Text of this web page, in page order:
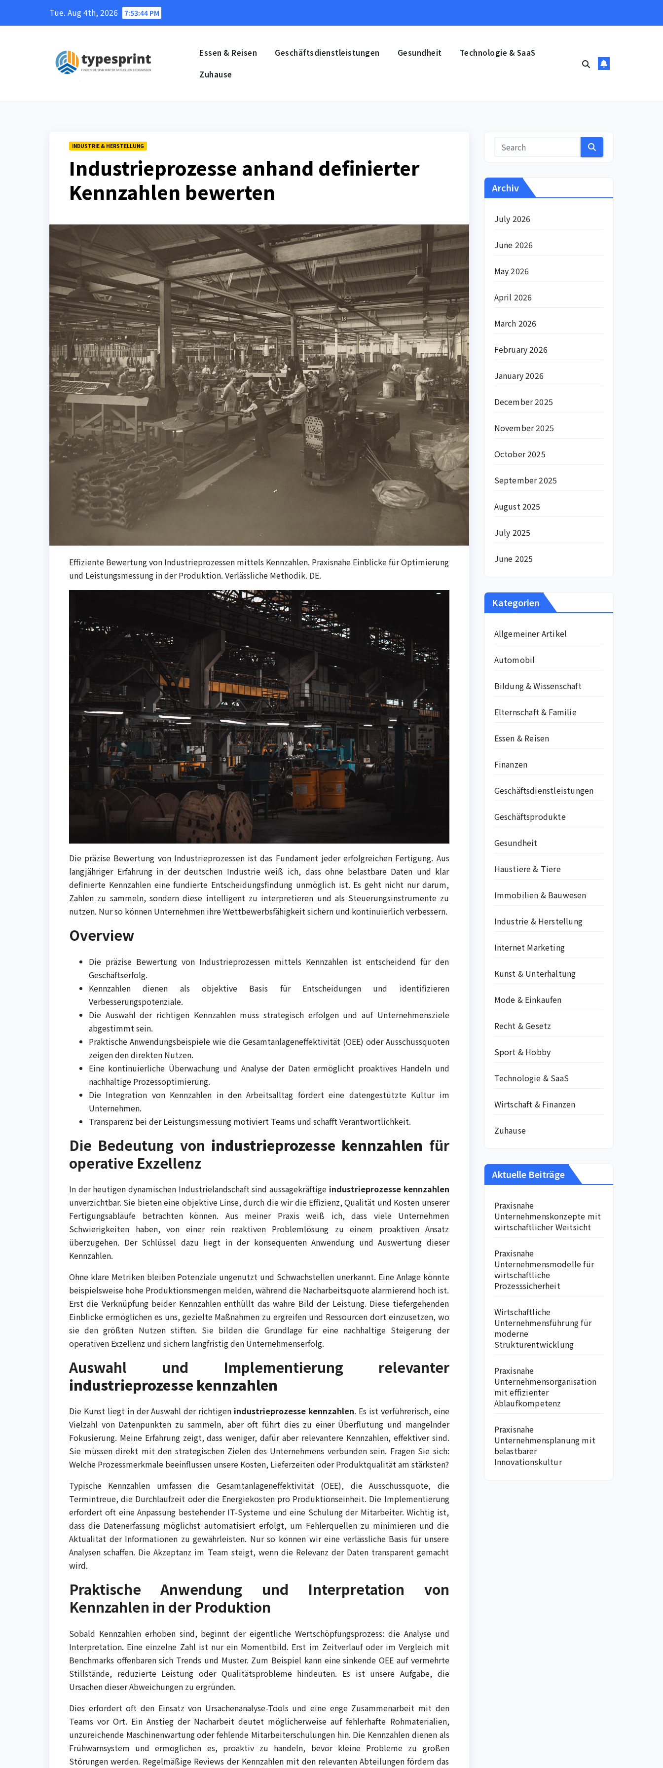
Tue. Aug 4th, 2026 7:53:45 PM
Essen & Reisen Geschäftsdienstleistungen Gesundheit Technologie & SaaS
Zuhause
INDUSTRIE & HERSTELLUNG
Industrieprozesse anhand definierter
Kennzahlen bewerten
Effiziente Bewertung von Industrieprozessen mittels Kennzahlen. Praxisnahe Einblicke für Optimierung
und Leistungsmessung in der Produktion. Verlässliche Methodik. DE.
Die präzise Bewertung von Industrieprozessen ist das Fundament jeder erfolgreichen Fertigung. Aus
langjähriger Erfahrung in der deutschen Industrie weiß ich, dass ohne belastbare Daten und klar
definierte Kennzahlen eine fundierte Entscheidungsfindung unmöglich ist. Es geht nicht nur darum,
Zahlen zu sammeln, sondern diese intelligent zu interpretieren und als Steuerungsinstrumente zu
nutzen. Nur so können Unternehmen ihre Wettbewerbsfähigkeit sichern und kontinuierlich verbessern.
Overview
Die präzise Bewertung von Industrieprozessen mittels Kennzahlen ist entscheidend für den
Geschäftserfolg.
Kennzahlen dienen als objektive Basis für Entscheidungen und identifizieren
Verbesserungspotenziale.
Die Auswahl der richtigen Kennzahlen muss strategisch erfolgen und auf Unternehmensziele
abgestimmt sein.
Praktische Anwendungsbeispiele wie die Gesamtanlageneffektivität (OEE) oder Ausschussquoten
zeigen den direkten Nutzen.
Eine kontinuierliche Überwachung und Analyse der Daten ermöglicht proaktives Handeln und
nachhaltige Prozessoptimierung.
Die Integration von Kennzahlen in den Arbeitsalltag fördert eine datengestützte Kultur im
Unternehmen.
Transparenz bei der Leistungsmessung motiviert Teams und schafft Verantwortlichkeit.
Die Bedeutung von industrieprozesse kennzahlen für
operative Exzellenz
In der heutigen dynamischen Industrielandschaft sind aussagekräftige industrieprozesse kennzahlen
unverzichtbar. Sie bieten eine objektive Linse, durch die wir die Effizienz, Qualität und Kosten unserer
Fertigungsabläufe betrachten können. Aus meiner Praxis weiß ich, dass viele Unternehmen
Schwierigkeiten haben, von einer rein reaktiven Problemlösung zu einem proaktiven Ansatz
überzugehen. Der Schlüssel dazu liegt in der konsequenten Anwendung und Auswertung dieser
Kennzahlen.
Ohne klare Metriken bleiben Potenziale ungenutzt und Schwachstellen unerkannt. Eine Anlage könnte
beispielsweise hohe Produktionsmengen melden, während die Nacharbeitsquote alarmierend hoch ist.
Erst die Verknüpfung beider Kennzahlen enthüllt das wahre Bild der Leistung. Diese tiefergehenden
Einblicke ermöglichen es uns, gezielte Maßnahmen zu ergreifen und Ressourcen dort einzusetzen, wo
sie den größten Nutzen stiften. Sie bilden die Grundlage für eine nachhaltige Steigerung der
operativen Exzellenz und sichern langfristig den Unternehmenserfolg.
Auswahl und Implementierung relevanter
industrieprozesse kennzahlen
Die Kunst liegt in der Auswahl der richtigen industrieprozesse kennzahlen. Es ist verführerisch, eine
Vielzahl von Datenpunkten zu sammeln, aber oft führt dies zu einer Überflutung und mangelnder
Fokusierung. Meine Erfahrung zeigt, dass weniger, dafür aber relevantere Kennzahlen, effektiver sind.
Sie müssen direkt mit den strategischen Zielen des Unternehmens verbunden sein. Fragen Sie sich:
Welche Prozessmerkmale beeinflussen unsere Kosten, Lieferzeiten oder Produktqualität am stärksten?
Typische Kennzahlen umfassen die Gesamtanlageneffektivität (OEE), die Ausschussquote, die
Termintreue, die Durchlaufzeit oder die Energiekosten pro Produktionseinheit. Die Implementierung
erfordert oft eine Anpassung bestehender IT-Systeme und eine Schulung der Mitarbeiter. Wichtig ist,
dass die Datenerfassung möglichst automatisiert erfolgt, um Fehlerquellen zu minimieren und die
Aktualität der Informationen zu gewährleisten. Nur so können wir eine verlässliche Basis für unsere
Analysen schaffen. Die Akzeptanz im Team steigt, wenn die Relevanz der Daten transparent gemacht
wird.
Praktische Anwendung und Interpretation von
Kennzahlen in der Produktion
Sobald Kennzahlen erhoben sind, beginnt der eigentliche Wertschöpfungsprozess: die Analyse und
Interpretation. Eine einzelne Zahl ist nur ein Momentbild. Erst im Zeitverlauf oder im Vergleich mit
Benchmarks offenbaren sich Trends und Muster. Zum Beispiel kann eine sinkende OEE auf vermehrte
Stillstände, reduzierte Leistung oder Qualitätsprobleme hindeuten. Es ist unsere Aufgabe, die
Ursachen dieser Abweichungen zu ergründen.
Dies erfordert oft den Einsatz von Ursachenanalyse-Tools und eine enge Zusammenarbeit mit den
Teams vor Ort. Ein Anstieg der Nacharbeit deutet möglicherweise auf fehlerhafte Rohmaterialien,
unzureichende Maschinenwartung oder fehlende Mitarbeiterschulungen hin. Die Kennzahlen dienen als
Frühwarnsystem und ermöglichen es, proaktiv zu handeln, bevor kleine Probleme zu großen
Störungen werden. Regelmäßige Reviews der Kennzahlen mit den relevanten Abteilungen fördern das
Archiv
July 2026
June 2026
May 2026
April 2026
March 2026
February 2026
January 2026
December 2025
November 2025
October 2025
September 2025
August 2025
July 2025
June 2025
Kategorien
Allgemeiner Artikel
Automobil
Bildung & Wissenschaft
Elternschaft & Familie
Essen & Reisen
Finanzen
Geschäftsdienstleistungen
Geschäftsprodukte
Gesundheit
Haustiere & Tiere
Immobilien & Bauwesen
Industrie & Herstellung
Internet Marketing
Kunst & Unterhaltung
Mode & Einkaufen
Recht & Gesetz
Sport & Hobby
Technologie & SaaS
Wirtschaft & Finanzen
Zuhause
Aktuelle Beiträge
Praxisnahe
Unternehmenskonzepte mit
wirtschaftlicher Weitsicht
Praxisnahe
Unternehmensmodelle für
wirtschaftliche
Prozesssicherheit
Wirtschaftliche
Unternehmensführung für
moderne
Strukturentwicklung
Praxisnahe
Unternehmensorganisation
mit effizienter
Ablaufkompetenz
Praxisnahe
Unternehmensplanung mit
belastbarer
Innovationskultur